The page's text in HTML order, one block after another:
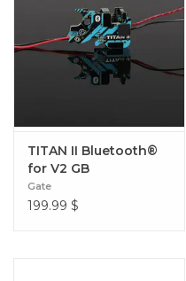
TITAN II Bluetooth®
for V2 GB
Gate
199.99 $